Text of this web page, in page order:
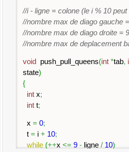
0635819427
0639714258
0641792853
0647185293
0681742953
0682713594
0685297413
0695184273
0716824935
0718529364
0736814952
0736815924
//i - ligne = colone (le i % 10
//nombre max de diago gauche
//nombre max de diago droite =
//nombre max de deplacement
void push_pull_queens(int *tab,
state)
{
int x;
int t;
x= 0;
t= i+ 10;
while (++x<= 9 - ligne/ 10)